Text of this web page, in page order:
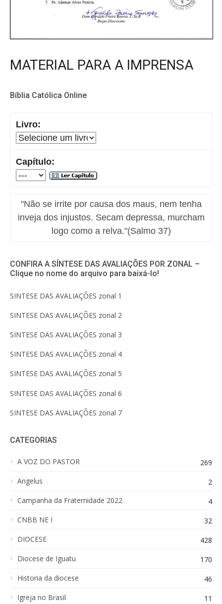
MATERIAL PARA A IMPRENSA
Bíblia Católica Online
Livro:
Capítulo:
"Não se irrite por causa dos maus, nem tenha
inveja dos injustos. Secam depressa, murcham
logo como a relva."(Salmo 37)
CONFIRA A SÍNTESE DAS AVALIAÇÕES POR ZONAL –
Clique no nome do arquivo para baixá-lo!
SINTESE DAS AVALIAÇÕES zonal 1
SINTESE DAS AVALIAÇÕES zonal 2
SINTESE DAS AVALIAÇÕES zonal 3
SINTESE DAS AVALIAÇÕES zonal 4
SINTESE DAS AVALIAÇÕES zonal 5
SINTESE DAS AVALIAÇÕES zonal 6
SINTESE DAS AVALIAÇÕES zonal 7
CATEGORIAS
A VOZ DO PASTOR
269
Angelus
2
Campanha da Fraternidade 2022
4
CNBB NE I
32
DIOCESE
428
Diocese de Iguatu
170
Historia da diocese
46
Igreja no Brasil
11